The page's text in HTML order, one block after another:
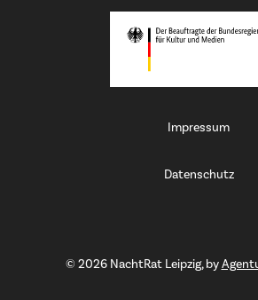
Impressum
Datenschutz
© 2026NachtRat Leipzig, by